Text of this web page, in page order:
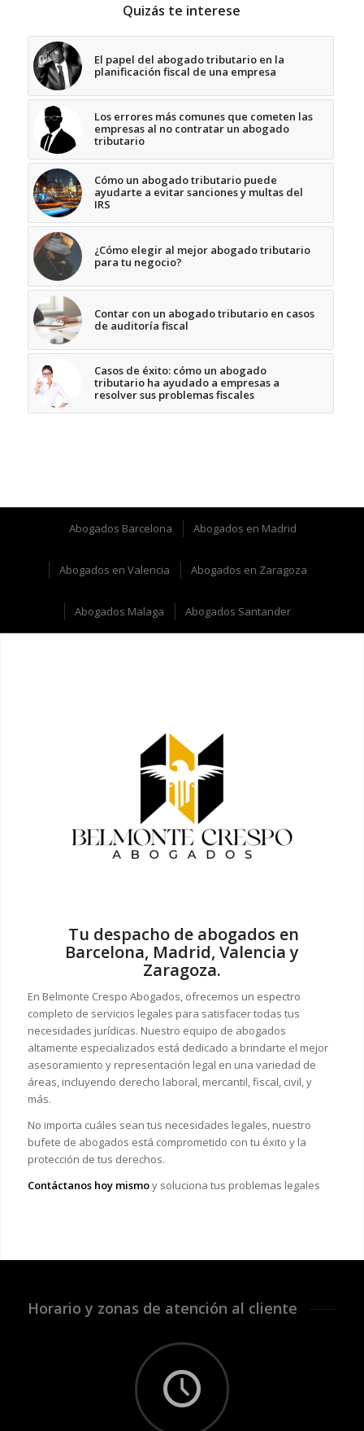
Quizás te interese
El papel del abogado tributario en la
planificación fiscal de una empresa
Los errores más comunes que cometen las
empresas al no contratar un abogado
tributario
Cómo un abogado tributario puede
ayudarte a evitar sanciones y multas del
IRS
¿Cómo elegir al mejor abogado tributario
para tu negocio?
Contar con un abogado tributario en casos
de auditoría fiscal
Casos de éxito: cómo un abogado
tributario ha ayudado a empresas a
resolver sus problemas fiscales
Abogados Barcelona Abogados en Madrid
Abogados en Valencia Abogados en Zaragoza
Abogados Malaga Abogados Santander
Tu despacho de abogados en
Barcelona, Madrid, Valencia y
Zaragoza.
En Belmonte Crespo Abogados, ofrecemos un espectro
completo de servicios legales para satisfacer todas tus
necesidades jurídicas. Nuestro equipo de abogados
altamente especializados está dedicado a brindarte el mejor
asesoramiento y representación legal en una variedad de
áreas, incluyendo derecho laboral, mercantil, fiscal, civil, y
más.
No importa cuáles sean tus necesidades legales, nuestro
bufete de abogados está comprometido con tu éxito y la
protección de tus derechos.
Contáctanos hoy mismoy soluciona tus problemas legales
Horario y zonas de atención al cliente